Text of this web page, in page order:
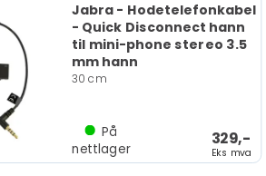
Jabra - Hodetelefonkabel
- Quick Disconnect hann
til mini-phone stereo 3.5
mm hann
30 cm
329,-
Eks mva
På
nettlager